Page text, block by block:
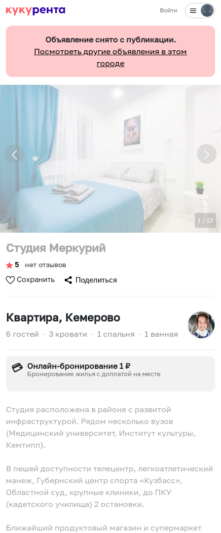
Войти
Объявление снято с публикации.
Посмотреть другие объявления в этом
городе
1 / 12
Студия Меркурий
5 ∙ нет отзывов
Сохранить Поделиться
Квартира, Кемерово
6 гостей ∙ 3 кровати ∙ 1 спальня ∙ 1 ванная
💳 Онлайн-бронирование 1 ₽
Бронирование жилья с доплатой на месте
Студия расположена в районе с развитой
инфраструктурой. Рядом несколько вузов
(Медицинский университет, Институт культуры,
Кемтипп).
В пешей доступности телецентр, легкоатлетический
манеж, Губернский центр спорта «Кузбасс»,
Областной суд, крупные клиники, до ПКУ
(кадетского училища) 2 остановки.
Ближайший продуктовый магазин и супермаркет